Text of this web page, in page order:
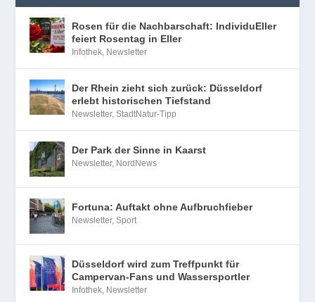
Rosen für die Nachbarschaft: IndividuEller
feiert Rosentag in Eller
Infothek, Newsletter
Der Rhein zieht sich zurück: Düsseldorf
erlebt historischen Tiefstand
Newsletter,StadtNatur-Tipp
Der Park der Sinne in Kaarst
Newsletter, NordNews
Fortuna: Auftakt ohne Aufbruchfieber
Newsletter,Sport
Düsseldorf wird zum Treffpunkt für
Campervan-Fans und Wassersportler
Infothek, Newsletter